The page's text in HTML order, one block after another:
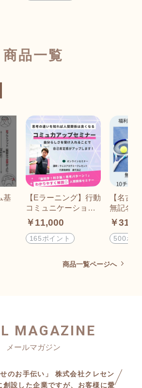
商品一覧
基
【Eラーニング】行動
コミュニケーション
學
￥11,000
165ポイント
【名古
無記名1
ト(テニ
分×10回)
￥
500ポイ
商品一覧ページへ
MAGAZINE
せのお手伝い」 株式会社クレセン
創設した企業ですが、お客様に愛